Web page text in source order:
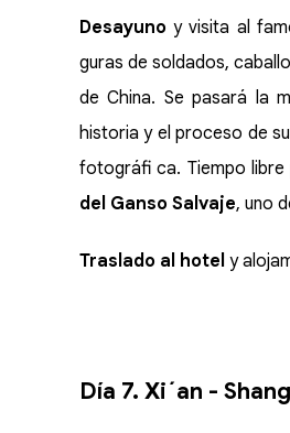
Desayunoy visita al
guras de soldados,
de China. Se pasará la
historia y el proceso de
fotográfi ca. Tiempo libre
del Ganso Salvaje, uno
Traslado al hotel y
Día 7. Xi´an -